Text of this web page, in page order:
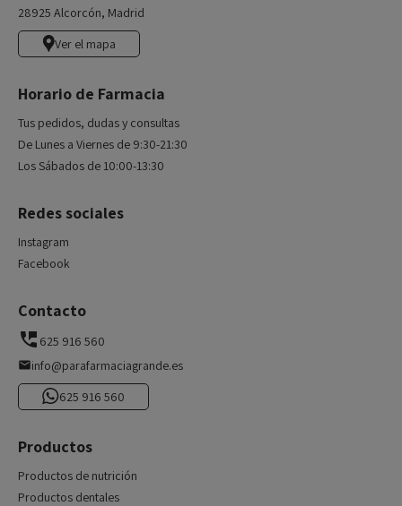
28925 Alcorcón, Madrid
Ver el mapa
Horario de Farmacia
Tus pedidos, dudas y consultas
De Lunes a Viernes de 9:30-21:30
Los Sábados de 10:00-13:30
Redes sociales
Instagram
Facebook
Contacto
625 916 560
info@parafarmaciagrande.es
625 916 560
Productos
Productos de nutrición
Productos dentales